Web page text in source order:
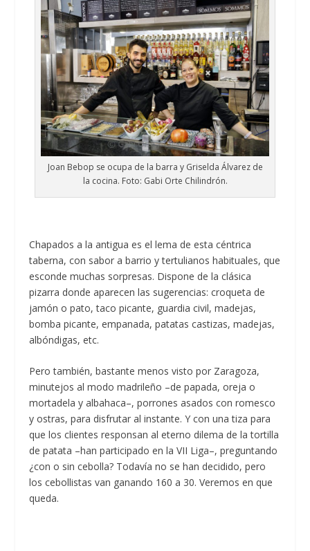
Joan Bebop se ocupa de la barra y Griselda Álvarez de
la cocina. Foto: Gabi Orte Chilindrón.
Chapados a la antigua es el lema de esta céntrica
taberna, con sabor a barrio y tertulianos habituales, que
esconde muchas sorpresas. Dispone de la clásica
pizarra donde aparecen las sugerencias: croqueta de
jamón o pato, taco picante, guardia civil, madejas,
bomba picante, empanada, patatas castizas, madejas,
albóndigas, etc.
Pero también, bastante menos visto por Zaragoza,
minutejos al modo madrileño –de papada, oreja o
mortadela y albahaca–, porrones asados con romesco
y ostras, para disfrutar al instante. Y con una tiza para
que los clientes responsan al eterno dilema de la tortilla
de patata –han participado en la VII Liga–, preguntando
¿con o sin cebolla? Todavía no se han decidido, pero
los cebollistas van ganando 160 a 30. Veremos en que
queda.